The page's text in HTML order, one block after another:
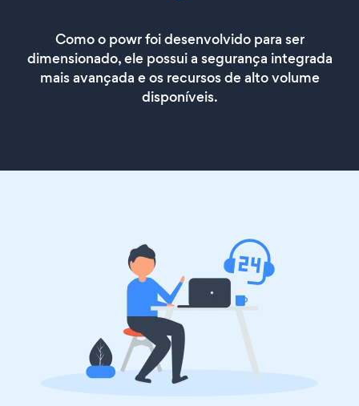
Como o powr foi desenvolvido para ser
dimensionado, ele possui a segurança integrada
mais avançada e os recursos de alto volume
disponíveis.